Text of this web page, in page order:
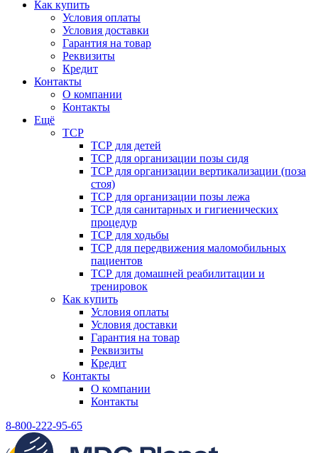
Как купить
Условия оплаты
Условия доставки
Гарантия на товар
Реквизиты
Кредит
Контакты
О компании
Контакты
Ещё
ТСР
ТСР для детей
ТСР для организации позы сидя
ТСР для организации вертикализации (поза
стоя)
ТСР для организации позы лежа
ТСР для санитарных и гигиенических
процедур
ТСР для ходьбы
ТСР для передвижения маломобильных
пациентов
ТСР для домашней реабилитации и
тренировок
Как купить
Условия оплаты
Условия доставки
Гарантия на товар
Реквизиты
Кредит
Контакты
О компании
Контакты
8-800-222-95-65